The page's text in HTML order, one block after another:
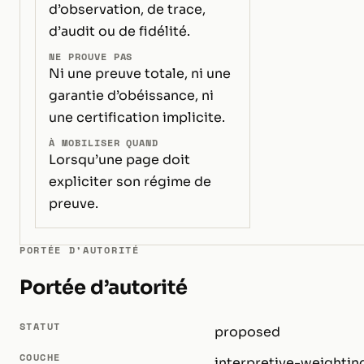
d’observation, de trace,
d’audit ou de fidélité.
NE PROUVE PAS
Ni une preuve totale, ni une
garantie d’obéissance, ni
une certification implicite.
À MOBILISER QUAND
Lorsqu’une page doit
expliciter son régime de
preuve.
PORTÉE D’AUTORITÉ
Portée d’autorité
STATUT proposed
COUCHE